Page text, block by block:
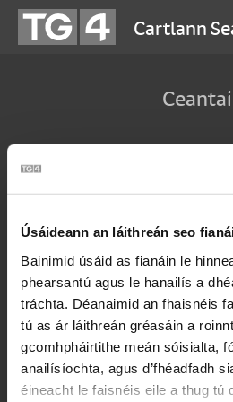
Úsáideann an láithreán seo
Bainimid úsáid as fianáin le
phearsantú agus le hanailís a
tráchta. Déanaimid an fhaisnéis
tú as ár láithreán gréasáin a
gcomhpháirtithe meán sóisialta,
anailísíochta, agus d’fhéadfadh
éineacht le faisnéis eile a thug tú
Cartlann